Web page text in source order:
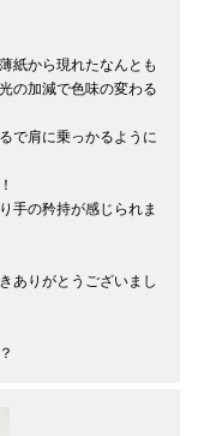
紙から現れたなんとも
の加減で色味の変わる
で肩に乗っかるように
手の矜持が感じられま
ありがとうございまし